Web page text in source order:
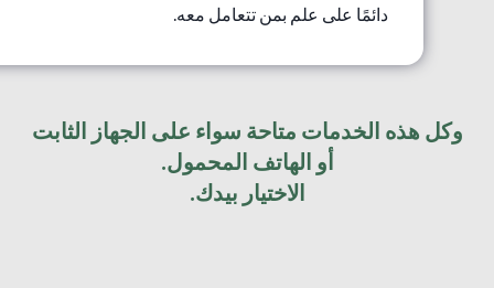
دائمًا على علم بمن تتعامل معه.
وكل هذه الخدمات متاحة سواء على الجهاز الثابت
الاختيار بيدك.